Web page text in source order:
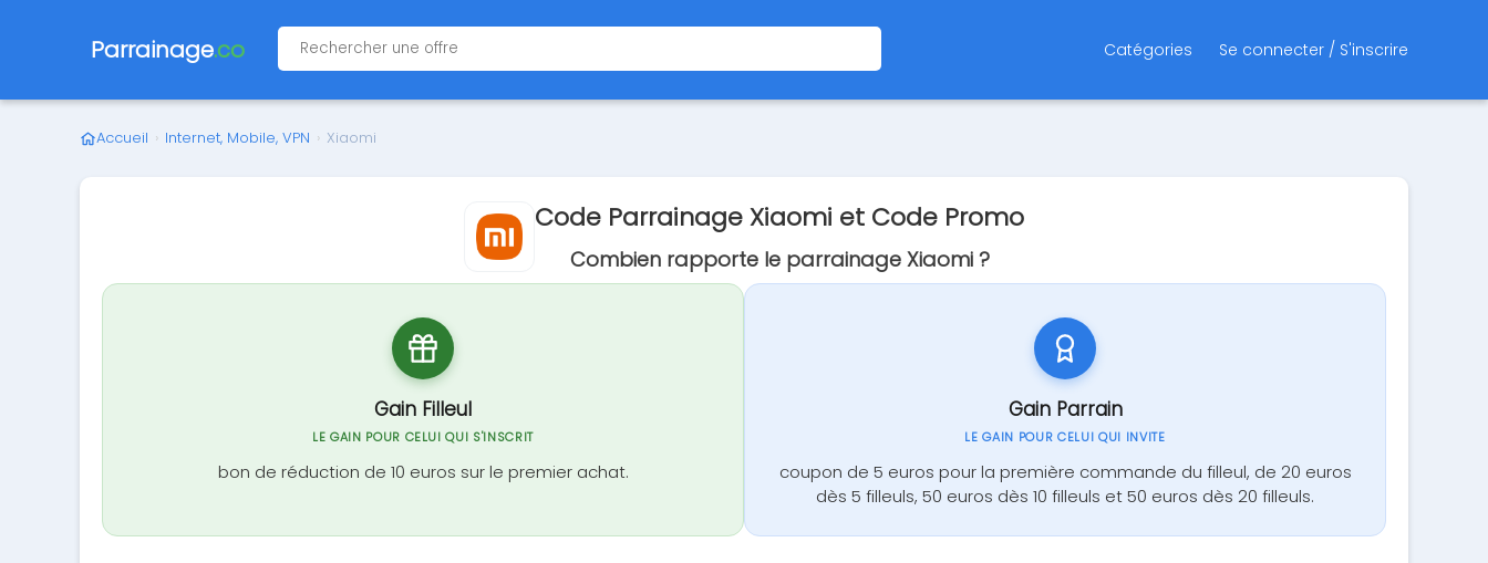
Parrainage.co Catégories Se connecter / S'inscrire
Accueil › Internet, Mobile, VPN › Xiaomi
Code Parrainage Xiaomi et Code Promo
Combien rapporte le parrainage Xiaomi ?
Gain Filleul
LE GAIN POUR CELUI QUI S'INSCRIT
bon de réduction de 10 euros sur le premier achat.
Gain Parrain
LE GAIN POUR CELUI QUI INVITE
coupon de 5 euros pour la première commande du filleul, de 20 euros
dès 5 filleuls, 50 euros dès 10 filleuls et 50 euros dès 20 filleuls.